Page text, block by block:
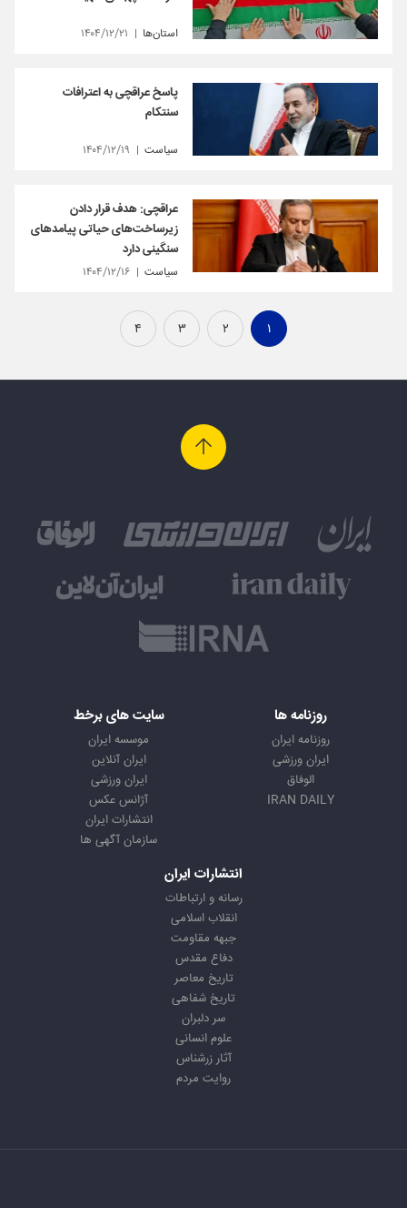
استان‌ها ۱۴۰۴/۱۲/۲۱
پاسخ عراقچی به اعترافات
سنتکام
سیاست ۱۴۰۴/۱۲/۱۹
عراقچی: هدف قرار دادن
زیرساخت‌های حیاتی پیامدهای
سنگینی دارد
سیاست ۱۴۰۴/۱۲/۱۶
۱ ۲ ۳ ۴
روزنامه ها
روزنامه ایران
ایران ورزشی
الوفاق
IRAN DAILY
سایت های برخط
موسسه ایران
ایران آنلاین
ایران ورزشی
آژانس عکس
انتشارات ایران
سازمان آگهی ها
انتشارات ایران
رسانه و ارتباطات
انقلاب اسلامی
جبهه مقاومت
دفاع مقدس
تاریخ معاصر
تاریخ شفاهی
سر دلبران
علوم انسانی
آثار زرشناس
روایت مردم